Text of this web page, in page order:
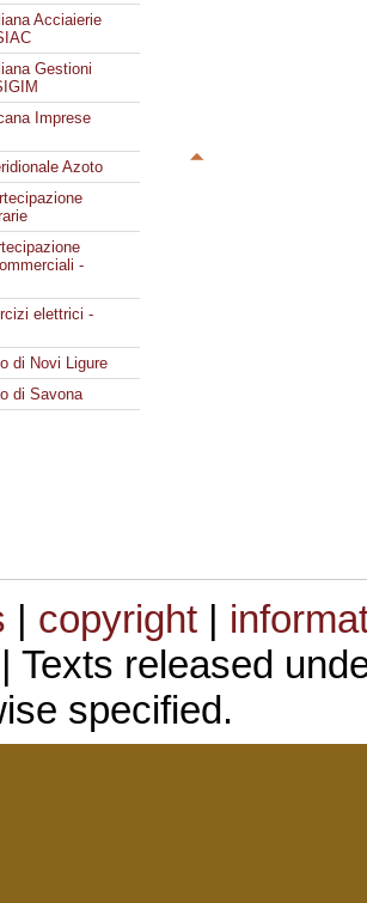
Acciaierie
Gestioni
Imprese
Azoto
-
elettrici -
di Novi Ligure
di Savona
| copyright|
Texts released
specified.